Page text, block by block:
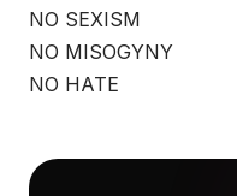
NO SEXISM
NO MISOGYNY
NO HATE